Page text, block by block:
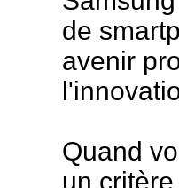
de
avenir
Quand
un